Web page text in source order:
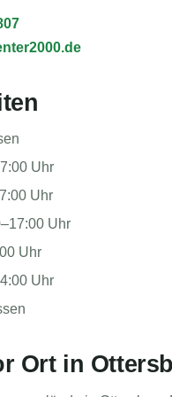
Uhr
Uhr
Uhr
Uhr
Uhr
Ort in